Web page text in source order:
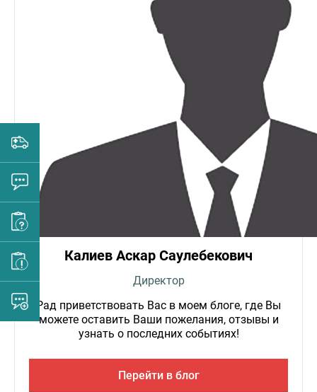
Калиев Аскар Саулебекович
Директор
Рад приветствовать Вас в моем блоге, где Вы
можете оставить Ваши пожелания, отзывы и
узнать о последних событиях!
Перейти в блог